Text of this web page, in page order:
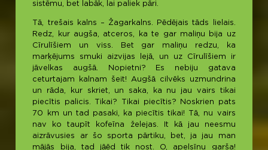
sistēmu, bet labāk, lai paliek pāri.
Tā, trešais kalns – Žagarkalns. Pēdējais tāds lielais.
Redz, kur augša, atceros, ka te gar maliņu bija uz
Cīrulīšiem un viss. Bet gar maliņu redzu, ka
marķējums smuki aizvijas lejā, un uz Cīrulīšiem ir
jāvelkas augšā. Nopietni? Es nebiju gatava
ceturtajam kalnam šeit! Augšā cilvēks uzmundrina
un rāda, kur skriet, un saka, ka nu jau vairs tikai
piecītis palicis. Tikai? Tikai piecītis? Noskrien pats
70 km un tad pasaki, ka piecītis tikai! Tā, nu vairs
nav ko taupīt kofeīna želejas. It kā jau neesmu
aizrāvusies ar šo sporta pārtiku, bet, ja jau man
mājās bija, tad jāēd tik nost. O, apelsīnu garša!